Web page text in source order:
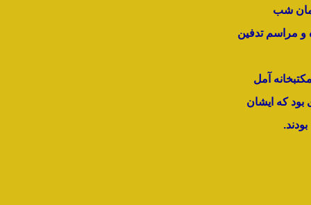
شب
و مراسم تدفین
آمل
که ایشان